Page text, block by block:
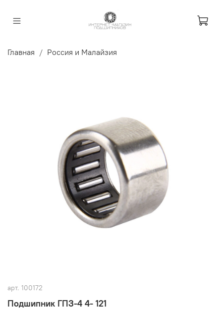
Главная Россия и Малайзия
арт. 100172
Подшипник ГПЗ-4 4- 121